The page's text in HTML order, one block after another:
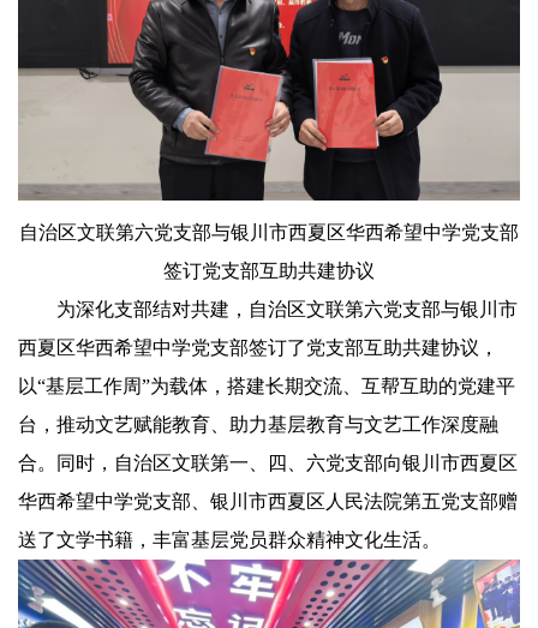
自治区文联第六党支部与银川市西夏区华西希望中学党支部
签订党支部互助共建协议
为深化支部结对共建，自治区文联第六党支部与银川市
西夏区华西希望中学党支部签订了党支部互助共建协议，
以“基层工作周”为载体，搭建长期交流、互帮互助的党建平
台，推动文艺赋能教育、助力基层教育与文艺工作深度融
合。同时，自治区文联第一、四、六党支部向银川市西夏区
华西希望中学党支部、银川市西夏区人民法院第五党支部赠
送了文学书籍，丰富基层党员群众精神文化生活。